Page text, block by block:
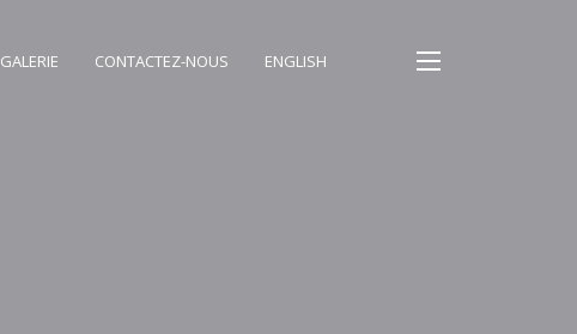
GALERIE CONTACTEZ-NOUS ENGLISH